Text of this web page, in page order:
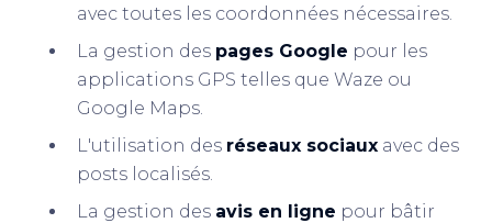
avec toutes les coordonnées nécessaires.
La gestion des pages Google pour les
applications GPS telles que Waze ou
Google Maps.
L'utilisation des réseaux sociaux avec des
posts localisés.
La gestion des avis en ligne pour bâtir